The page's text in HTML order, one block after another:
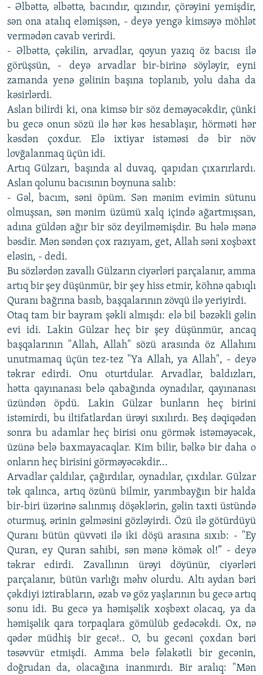
- Əlbəttə, əlbəttə, bacındır, qızındır, çörəyini yemişdir,
sən ona atalıq eləmişsən, - deyə yengə kimsəyə möhlət
vermədən cavab verirdi.
- Əlbəttə, çəkilin, arvadlar, qoyun yazıq öz bacısı ilə
görüşsün, - deyə arvadlar bir-birinə söyləyir, eyni
zamanda yenə gəlinin başına toplanıb, yolu daha da
kəsirlərdi.
Aslan bilirdi ki, ona kimsə bir söz deməyəcəkdir, çünki
bu gecə onun sözü ilə hər kəs hesablaşır, hörməti hər
kəsdən çoxdur. Elə ixtiyar istəməsi də bir növ
lovğalanmaq üçün idi.
Artıq Gülzarı, başında al duvaq, qapıdan çıxarırlardı.
Aslan qolunu bacısının boynuna salıb:
- Gəl, bacım, səni öpüm. Sən mənim evimin sütunu
olmuşsan, sən mənim üzümü xalq içində ağartmışsan,
adına güldən ağır bir söz deyilməmişdir. Bu hələ mənə
bəsdir. Mən səndən çox razıyam, get, Allah səni xoşbəxt
eləsin, - dedi.
Bu sözlərdən zavallı Gülzarın ciyərləri parçalanır, amma
artıq bir şey düşünmür, bir şey hiss etmir, köhnə qabıqlı
Quranı bağrına basıb, başqalarının zövqü ilə yeriyirdi.
Otaq tam bir bayram şəkli almışdı: elə bil bəzəkli gəlin
evi idi. Lakin Gülzar heç bir şey düşünmür, ancaq
başqalarının "Allah, Allah" sözü arasında öz Allahını
unutmamaq üçün tez-tez "Ya Allah, ya Allah", - deyə
təkrar edirdi. Onu oturtdular. Arvadlar, baldızları,
hətta qayınanası belə qabağında oynadılar, qayınanası
üzündən öpdü. Lakin Gülzar bunların heç birini
istəmirdi, bu iltifatlardan ürəyi sıxılırdı. Beş dəqiqədən
sonra bu adamlar heç birisi onu görmək istəməyəcək,
üzünə belə baxmayacaqlar. Kim bilir, bəlkə bir daha o
onların heç birisini görməyəcəkdir...
Arvadlar çaldılar, çağırdılar, oynadılar, çıxdılar. Gülzar
tək qalınca, artıq özünü bilmir, yarımbayğın bir halda
bir-biri üzərinə salınmış döşəklərin, gəlin taxti üstündə
oturmuş, ərinin gəlməsini gözləyirdi. Özü ilə götürdüyü
Quranı bütün qüvvəti ilə iki döşü arasına sıxıb: - "Ey
Quran, ey Quran sahibi, sən mənə kömək ol!” - deyə
təkrar edirdi. Zavallının ürəyi döyünür, ciyərləri
parçalanır, bütün varlığı məhv olurdu. Altı aydan bəri
çəkdiyi iztirabların, əzab və göz yaşlarının bu gecə artıq
sonu idi. Bu gecə ya həmişəlik xoşbəxt olacaq, ya da
həmişəlik qara torpaqlara gömülüb gedəcəkdi. Ox, nə
qədər müdhiş bir gecə!.. O, bu gecəni çoxdan bəri
təsəvvür etmişdi. Amma belə fəlakətli bir gecənin,
doğrudan da, olacağına inanmırdı. Bir aralıq: "Mən